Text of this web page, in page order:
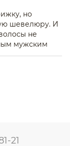
но
шевелюру. И
не
мужским
длинных
и делать
21